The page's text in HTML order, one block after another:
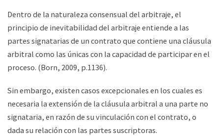
Dentro de la naturaleza consensual del arbitraje, el
principio de inevitabilidad del arbitraje entiende a las
partes signatarias de un contrato que contiene una cláusula
arbitral como las únicas con la capacidad de participar en el
proceso. (Born, 2009, p.1136).
Sin embargo, existen casos excepcionales en los cuales es
necesaria la extensión de la cláusula arbitral a una parte no
signataria, en razón de su vinculación con el contrato, o
dada su relación con las partes suscriptoras.